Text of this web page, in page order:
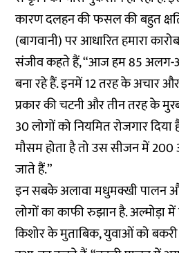
कारण दलहन की फसल की बहुत
(बागवानी) पर आधारित हमारा
संजीव कहते हैं, “आज हम 85 अलग-
बना रहे हैं. इनमें 12 तरह के अचार
प्रकार की चटनी और तीन तरह के
30 लोगों को नियमित रोजगार
मौसम होता है तो उस सीजन में
जाते हैं.”
इन सबके अलावा मधुमक्खी पालन
लोगों का काफी रुझान है. अल्मोड़ा
किशोर के मुताबिक, युवाओं को